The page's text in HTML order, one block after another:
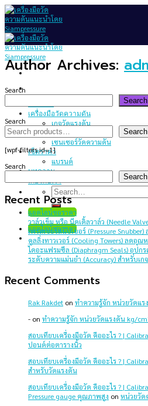
Skip
to
content
เครื่องมือวัดความดัน
เกจวัดแรงดัน
สวิทช์ความดัน
เซนเซอร์วัดความดัน
เช็คราคา
แบรนด์
บทความ
เกี่ยวกับเรา
Search
for:
แอดไลน์ขอราคา
แอดไลน์ขอราคา
Author Archives:
Search
Search
Search
Search
[wpf-filters id=1]
Search
Search
Recent Posts
วาล์วเข็ม หรือ นีดเดิ้ลวาล์ว (Needle
เพรสเชอร์สนับเบอร์ (Pressure
คูลลิ่งทาวเวอร์ (Cooling Towers) ลดอุ
ไดอะแฟรมซีล (Diaphragm Seals) อุปก
ระดับความแม่นยำ (Accuracy) สำหรับเก
Recent Comments
Rak Rakdet on ทำความรู้จัก หน่วยวัดแ
- on ทำความรู้จัก หน่วยวัดแรงดัน kg/
สอบเทียบเครื่องมือวัด คืออะไร ? |
ปอนด์ต่อตารางนิ้ว
สอบเทียบเครื่องมือวัด คืออะไร ? |
สำหรับวัดแรงดัน
สอบเทียบเครื่องมือวัด คืออะไร ? |
Pressure gauge คุณภาพสูง on หน่วยวัด